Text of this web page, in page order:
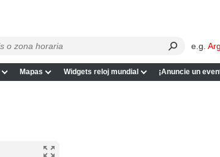
e.g.
Mapas Widgets reloj mundial ¡Anuncie un